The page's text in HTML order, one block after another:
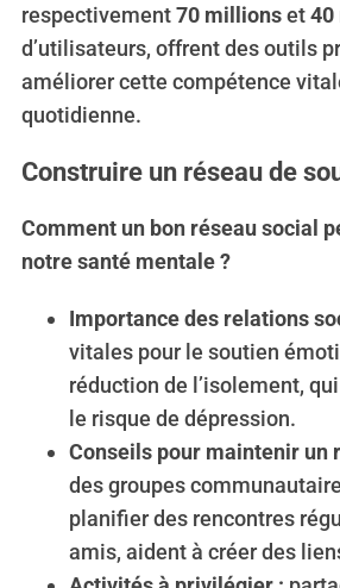
respectivement70 millionset40
d’utilisateurs, offrent des outils
améliorer cette compétence
quotidienne.
Construire un réseau de
Comment un bon réseau social
notre santé mentale ?
Importance des relations
vitales pour le soutien
réduction de l’isolement,
le risque de dépression.
Conseils pour maintenir un
des groupes
planifier des rencontres
amis, aident à créer des